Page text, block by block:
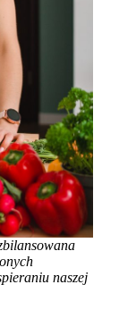
naszej